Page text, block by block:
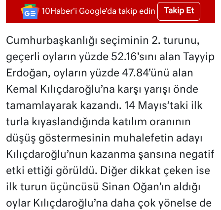
10Haber'i Google'da takip edin Takip Et
Cumhurbaşkanlığı seçiminin 2. turunu,
geçerli oyların yüzde 52.16’sını alan Tayyip
Erdoğan, oyların yüzde 47.84’ünü alan
Kemal Kılıçdaroğlu’na karşı yarışı önde
tamamlayarak kazandı. 14 Mayıs’taki ilk
turla kıyaslandığında katılım oranının
düşüş göstermesinin muhalefetin adayı
Kılıçdaroğlu’nun kazanma şansına negatif
etki ettiği görüldü. Diğer dikkat çeken ise
ilk turun üçüncüsü Sinan Oğan’ın aldığı
oylar Kılıçdaroğlu’na daha çok yönelse de